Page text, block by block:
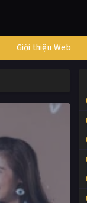
Giới thiệu Web